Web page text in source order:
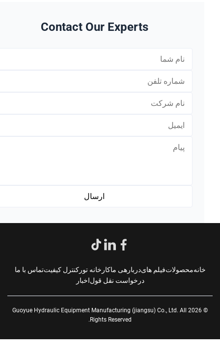
Contact Our Experts
محصولاتفیلم هایدربارهی ماکارخانه تورکنترل کیفیتتماس با ما
درخواست نقل قول اخبار
© 2026 Guoyue Hydraulic Equipment Manufacturing (jiangsu) Co., Ltd. All
Rights Reserved.